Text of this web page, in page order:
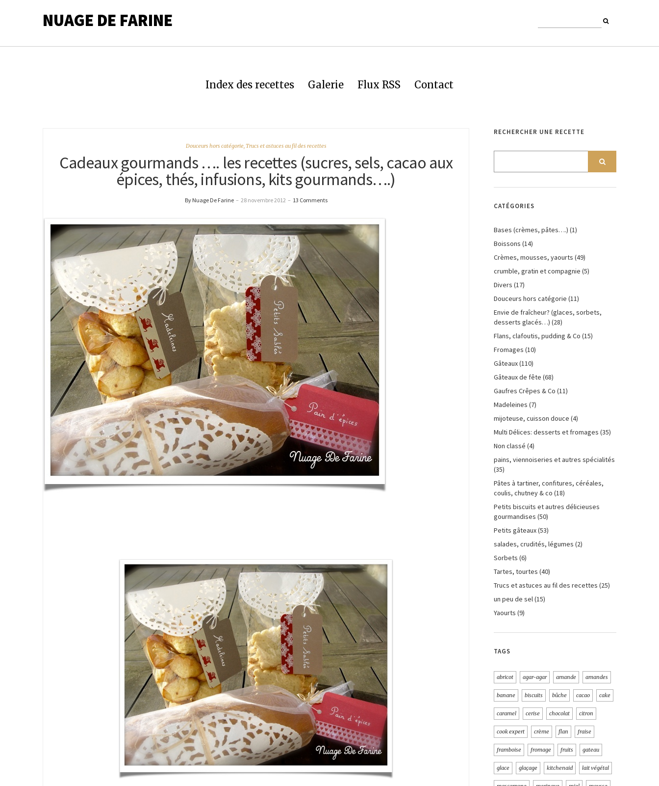
NUAGE DE FARINE
Index des recettes Galerie Flux RSS Contact
Douceurs hors catégorie,Trucs et astuces au fil des recettes
Cadeaux gourmands …. les recettes (sucres, sels, cacao aux
épices, thés, infusions, kits gourmands….)
By Nuage De Farine – 28 novembre 2012 – 13 Comments
RECHERCHER UNE RECETTE
CATÉGORIES
Bases (crèmes, pâtes….) (1)
Boissons (14)
Crèmes, mousses, yaourts (49)
crumble, gratin et compagnie (5)
Divers (17)
Douceurs hors catégorie (11)
Envie de fraîcheur? (glaces, sorbets,
desserts glacés…) (28)
Flans, clafoutis, pudding & Co (15)
Fromages (10)
Gâteaux(110)
Gâteaux de fête (68)
Gaufres Crêpes & Co (11)
Madeleines (7)
mijoteuse, cuisson douce (4)
Multi Délices: desserts et fromages (35)
Non classé (4)
pains, viennoiseries et autres spécialités
(35)
Pâtes à tartiner, confitures, céréales,
coulis, chutney & co (18)
Petits biscuits et autres délicieuses
gourmandises (50)
Petits gâteaux(53)
salades, crudités, légumes (2)
Sorbets (6)
Tartes, tourtes (40)
Trucs et astuces au fil des recettes (25)
un peu de sel(15)
Yaourts (9)
TAGS
abricot agar-agar amande amandes
banane biscuits bûche cacao cake
caramel cerise chocolat citron
cook expert crème flan fraise
framboise fromage fruits gateau
glace glaçage kitchenaid lait végétal